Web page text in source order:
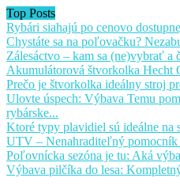
Top Posts
Rybári siahajú po cenovo
Chystáte sa na poľovačku?
Zálesáctvo – kam sa (ne)vybrať a
Akumulátorová štvorkolka Hecht
Prečo je štvorkolka ideálny stroj
Ulovte úspech: Výbava Temu
rybárske...
Ktoré typy plavidiel sú ideálne na
UTV – Nenahraditeľný
Poľovnícka sezóna je tu: Aká
Výbava pilčíka do lesa: